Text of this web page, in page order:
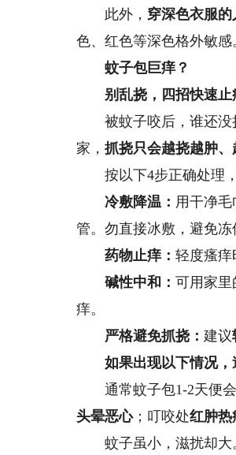
此外，穿深色衣服
色、红色等深色格外敏感
蚊子包巨痒？
别乱挠，四招快速止
被蚊子咬后，谁还没
家，抓挠只会越挠越肿、
按以下4步正确处理，
冷敷降温： 用干净
管。勿直接冰敷，避免冻
药物止痒：轻度瘙痒
碱性中和：可用家里
痒。
严格避免抓挠：建议
如果出现以下情况，
通常蚊子包1-2天便会
头晕恶心；叮咬处红肿热
蚊子虽小，滋扰却大